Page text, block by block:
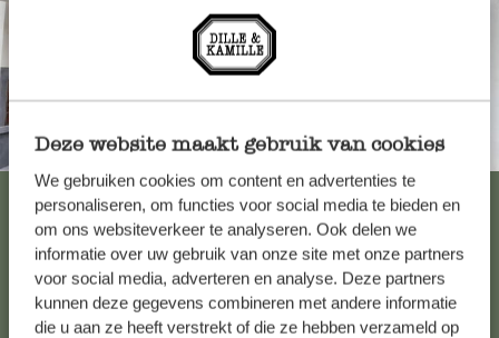
Deze website maakt gebruik van cookies
We gebruiken cookies om content en advertenties te
personaliseren, om functies voor social media te bieden en
om ons websiteverkeer te analyseren. Ook delen we
informatie over uw gebruik van onze site met onze partners
voor social media, adverteren en analyse. Deze partners
kunnen deze gegevens combineren met andere informatie
die u aan ze heeft verstrekt of die ze hebben verzameld op
Altijd in de buurt
Bekijk alle 62 winkels
Klantenservice